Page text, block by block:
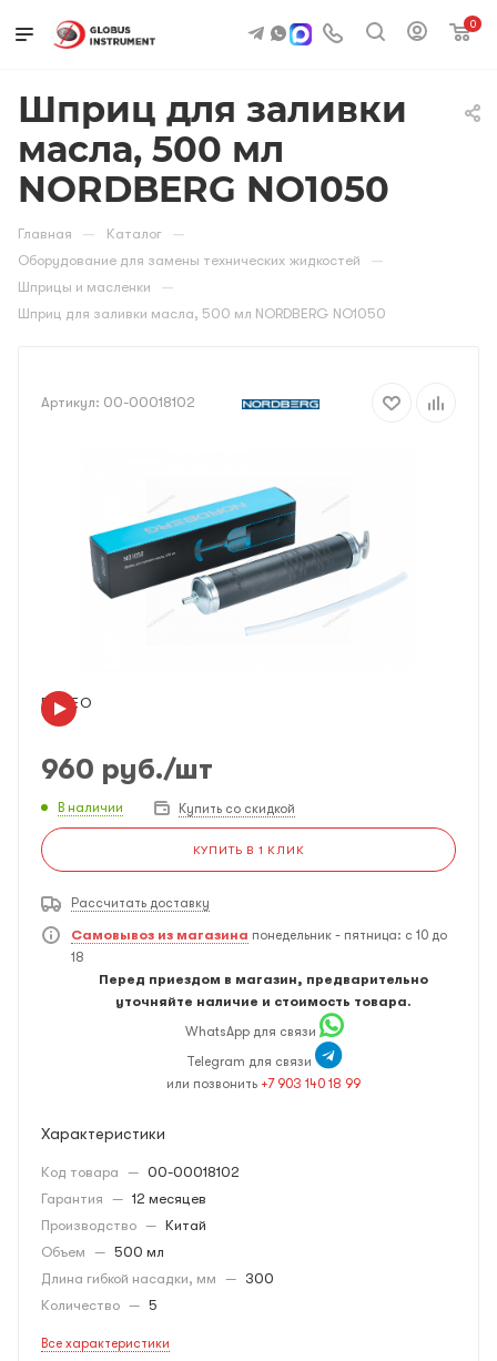
0
Шприц для заливки
масла, 500 мл
NORDBERG NO1050
Главная — Каталог —
Оборудование для замены технических жидкостей —
Шприцы и масленки —
Шприц для заливки масла, 500 мл NORDBERG NO1050
Артикул: 00-00018102
ВИДЕО
960 руб./шт
В наличии Купить со скидкой
КУПИТЬ В 1 КЛИК
Рассчитать доставку
Самовывоз из магазина понедельник - пятница: с 10 до
18
Перед приездом в магазин, предварительно
уточняйте наличие и стоимость товара.
WhatsApp для связи
Telegram для связи
или позвонить +7 903 140 18 99
Характеристики
Код товара — 00-00018102
Гарантия — 12 месяцев
Производство — Китай
Объем — 500 мл
Длина гибкой насадки, мм — 300
Количество — 5
Все характеристики